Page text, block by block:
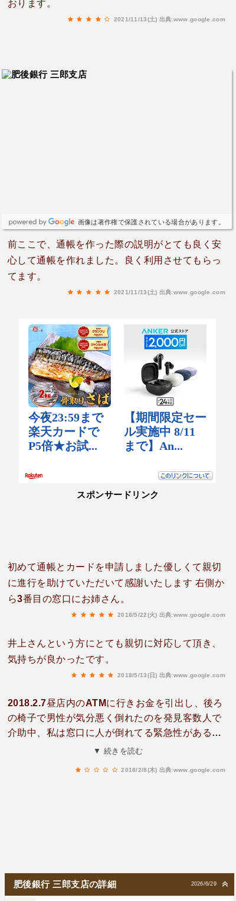
おります。
2021/11/13(土) 出典:www.google.com
画像は著作権で保護されている場合があります。
前ここで、通帳を作った際の説明がとても良く安
心して通帳を作れました。良く利用させてもらっ
てます。
2021/11/13(土) 出典:www.google.com
スポンサードリンク
初めて通帳とカードを申請しました優しくて親切
に進行を助けていただいて感謝いたします 右側か
ら3番目の窓口にお姉さん。
2018/5/22(火) 出典:www.google.com
井上さんという方にとても親切に対応して頂き、
気持ちが良かったです。
2018/5/13(日) 出典:www.google.com
2018.2.7昼店内のATMに行きお金を引出し、後ろ
の椅子で男性が気分悪く倒れたのを発見客数人で
介助中、私は窓口に人が倒れてる緊急性がある対
応を！大きな声で銀行員全員に聞こえるように言
の魚が死んだ様な眼で見て誰も動かなかった銀行
員全員の非常識にゾッとした。
▼ 続きを読む
2018/2/8(木) 出典:www.google.com
2026/6/29
肥後銀行 三郎支店の詳細